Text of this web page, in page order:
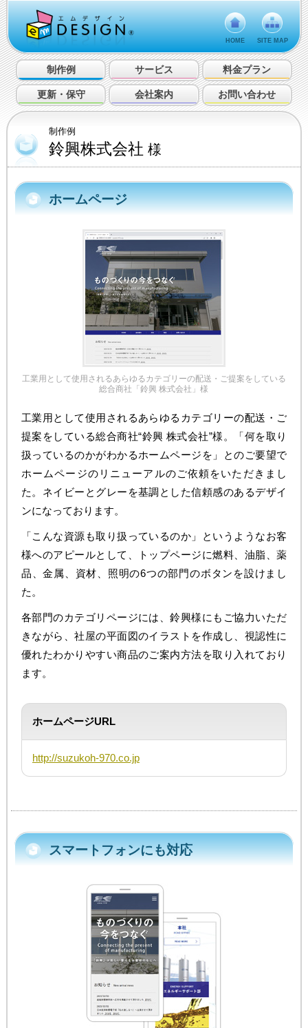
HOME SITE MAP
制作例 サービス 料金プラン
更新・保守 会社案内 お問い合わせ
制作例
鈴興株式会社 様
ホームページ
工業用として使用されるあらゆるカテゴリーの配送・ご提案をしている
総合商社「鈴興 株式会社」様
工業用として使用されるあらゆるカテゴリーの配送・ご
提案をしている総合商社“鈴興 株式会社”様。「何を取り
扱っているのかがわかるホームページを」とのご要望で
ホームページのリニューアルのご依頼をいただきまし
た。ネイビーとグレーを基調とした信頼感のあるデザイ
ンになっております。
「こんな資源も取り扱っているのか」というようなお客
様へのアピールとして、トップページに燃料、油脂、薬
品、金属、資材、照明の6つの部門のボタンを設けまし
た。
各部門のカテゴリページには、鈴興様にもご協力いただ
きながら、社屋の平面図のイラストを作成し、視認性に
優れたわかりやすい商品のご案内方法を取り入れており
ます。
ホームページURL
http://suzukoh-970.co.jp
スマートフォンにも対応